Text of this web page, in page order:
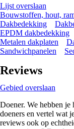
Lijst overslaan
Bouwstoffen, hout,
Dakbedekking
EPDM dakbedekking
Metalen dakplaten
Sandwichpanelen
Reviews
Gebied overslaan
Doener. We hebben
doeners en vertel wat
reviews ook op